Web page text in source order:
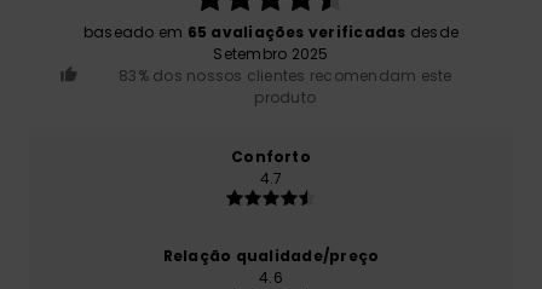
baseado em 65 avaliações verificadas desde
Setembro 2025
83% dos nossos clientes recomendam este
produto
Conforto
4.7
Relação qualidade/preço
4.6